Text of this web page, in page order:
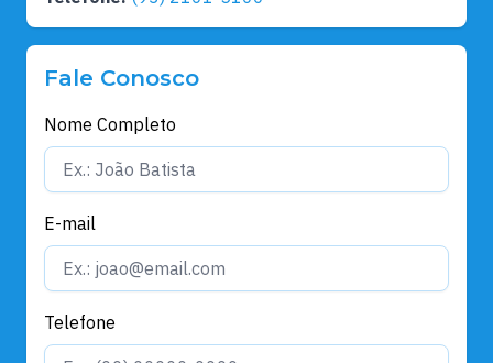
Fale Conosco
Nome Completo
E-mail
Telefone